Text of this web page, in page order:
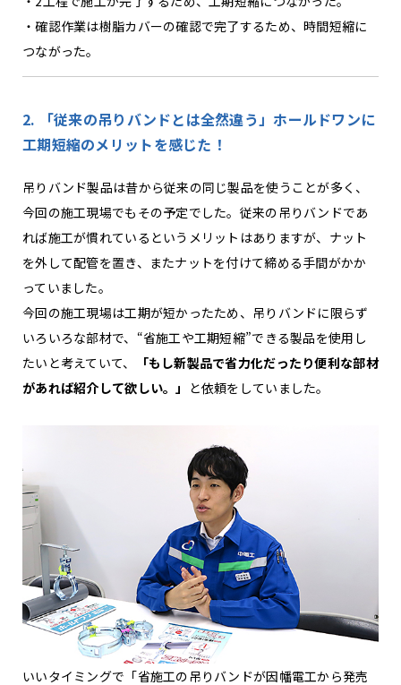
・確認作業は樹脂カバーの確認で完了するため、時間短縮に
つながった。
2. 「従来の吊りバンドとは全然違う」ホールドワンに
工期短縮のメリットを感じた！
吊りバンド製品は昔から従来の同じ製品を使うことが多く、
今回の施工現場でもその予定でした。従来の吊りバンドであ
れば施工が慣れているというメリットはありますが、ナット
を外して配管を置き、またナットを付けて締める手間がかか
っていました。
今回の施工現場は工期が短かったため、吊りバンドに限らず
いろいろな部材で、“省施工や工期短縮”できる製品を使用し
たいと考えていて、
「もし新製品で省力化だったり便利な部材
があれば紹介して欲しい。」 と依頼をしていました。
いいタイミングで「省施工の吊りバンドが因幡電工から発売